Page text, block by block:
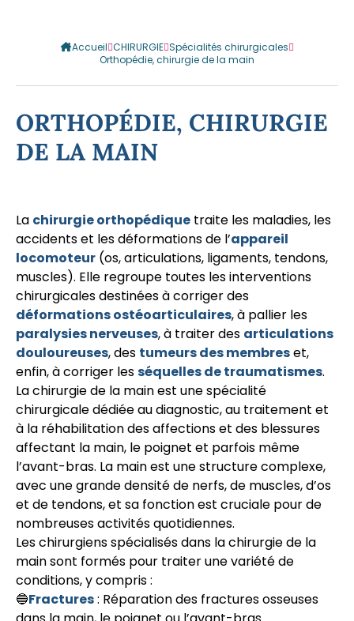
Accueil CHIRURGIE Spécialités chirurgicales
Orthopédie, chirurgie de la main
ORTHOPÉDIE, CHIRURGIE
DE LA MAIN
La chirurgie orthopédique traite les maladies, les
accidents et les déformations de l’appareil
locomoteur (os, articulations, ligaments, tendons,
muscles). Elle regroupe toutes les interventions
chirurgicales destinées à corriger des
déformations ostéoarticulaires, à pallier les
paralysies nerveuses, à traiter des articulations
douloureuses, des tumeurs des membreset,
enfin, à corriger lesséquelles de traumatismes.
La chirurgie de la main est une spécialité
chirurgicale dédiée au diagnostic, au traitement et
à la réhabilitation des affections et des blessures
affectant la main, le poignet et parfois même
l’avant-bras. La main est une structure complexe,
avec une grande densité de nerfs, de muscles, d’os
et de tendons, et sa fonction est cruciale pour de
nombreuses activités quotidiennes.
Les chirurgiens spécialisés dans la chirurgie de la
main sont formés pour traiter une variété de
conditions, y compris :
🔵Fractures: Réparation des fractures osseuses